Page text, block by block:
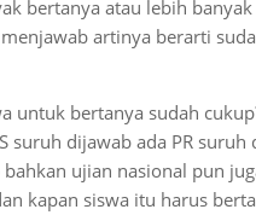
bertanya atau lebih
artinya berarti
untuk bertanya sudah
suruh dijawab ada PR
ujian nasional pun
kapan siswa itu harus